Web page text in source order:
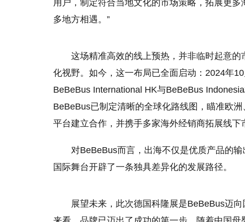
用户，制定符合当地文化的市场策略，拓展更
多地方相遇。”
这场精准高效的线上预热，并非临时起意
化视野。如今，这一布局已全面启动：2024年
BeBeBus International HK与BeBeBus
BeBeBus已制定清晰的全球化路线图，瞄准欧
平台建立合作，并携手多家海外经销商拓展线下
对BeBeBus而言，出海不仅是优质产品的
国际舞台开辟了一条独具差异化的发展路径。
展望未来，此次德国科隆展是BeBeBus迈